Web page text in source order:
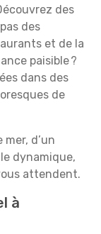
des
des
et de la
paisible ?
dans des
de
d’un
dynamique,
attendent.
à